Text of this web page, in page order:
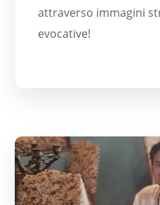
attraverso immagini
evocative!